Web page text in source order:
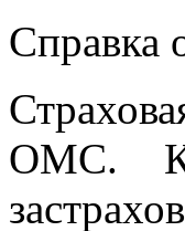
Справка
ОМС.